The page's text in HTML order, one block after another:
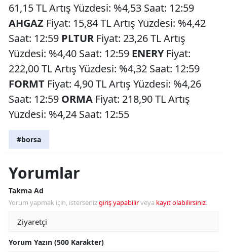
61,15 TL Artış Yüzdesi: %4,53 Saat: 12:59
AHGAZ Fiyat: 15,84 TL Artış Yüzdesi: %4,42
Saat: 12:59 PLTUR Fiyat: 23,26 TL Artış
Yüzdesi: %4,40 Saat: 12:59 ENERYFiyat:
222,00 TL Artış Yüzdesi: %4,32 Saat: 12:59
FORMT Fiyat: 4,90 TL Artış Yüzdesi: %4,26
Saat: 12:59 ORMA Fiyat: 218,90 TL Artış
Yüzdesi: %4,24 Saat: 12:55
#borsa
Yorumlar
Takma Ad
Yorum yapmak için, istersenizgiriş yapabilirveya kayıt olabilirsiniz.
Yorum Yazın (500 Karakter)